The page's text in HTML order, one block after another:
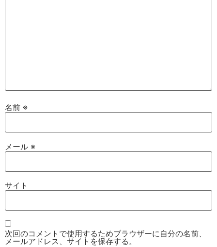
名前 ※
メール ※
サイト
次回のコメントで使用するためブラウザーに自分の名前、
メールアドレス、サイトを保存する。